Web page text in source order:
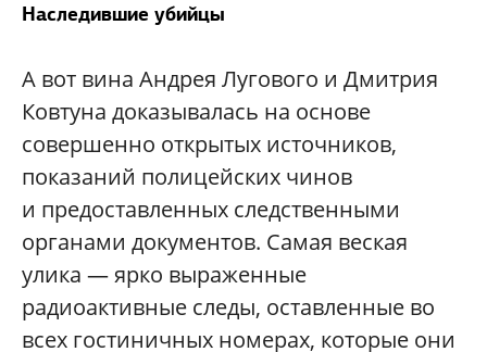
Наследившие убийцы
А вот вина Андрея Лугового и Дмитрия
Ковтуна доказывалась на основе
совершенно открытых источников,
показаний полицейских чинов
и предоставленных следственными
органами документов. Самая веская
улика — ярко выраженные
радиоактивные следы, оставленные во
всех гостиничных номерах, которые они